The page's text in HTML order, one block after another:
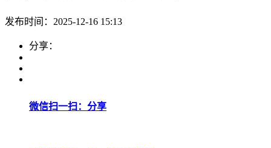
发布时间：2025-12-16 15:13
分享：
微信扫一扫：分享